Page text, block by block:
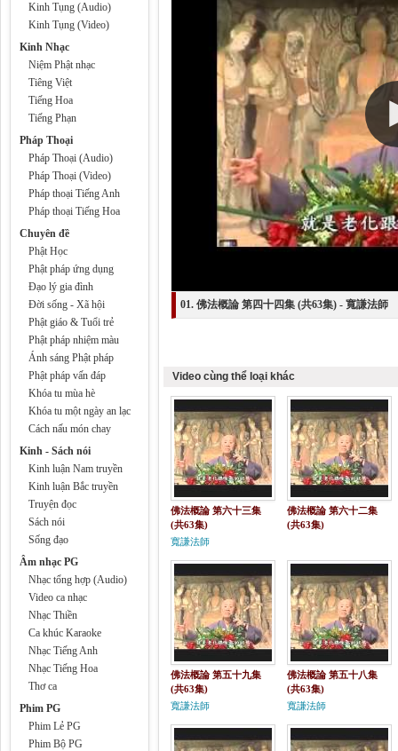
Kinh Tụng (Audio)
Kinh Tụng (Video)
Kinh Nhạc
Niệm Phật nhạc
Tiêng Việt
Tiếng Hoa
Tiếng Phạn
Pháp Thoại
Pháp Thoại (Audio)
Pháp Thoại (Video)
Pháp thoại Tiếng Anh
Pháp thoại Tiếng Hoa
Chuyên đề
Phật Học
Phật pháp ứng dụng
Đạo lý gia đình
Đời sống - Xã hội
Phật giáo & Tuổi trẻ
Phật pháp nhiệm màu
Ánh sáng Phật pháp
Phật pháp vấn đáp
Khóa tu mùa hè
Khóa tu một ngày an lạc
Cách nấu món chay
Kinh - Sách nói
Kinh luận Nam truyền
Kinh luận Bắc truyền
Truyện đọc
Sách nói
Sống đạo
Âm nhạc PG
Nhạc tổng hợp (Audio)
Video ca nhạc
Nhạc Thiền
Ca khúc Karaoke
Nhạc Tiếng Anh
Nhạc Tiếng Hoa
Thơ ca
Phim PG
Phim Lẻ PG
Phim Bộ PG
01. 佛法概論 第四十四集 (共63集) - 寬謙法師
Video cùng thể loại khác
佛法概論 第六十三集
(共63集)
寬謙法師
佛法概論 第六十二集
(共63集)
佛法概論 第五十九集
(共63集)
寬謙法師
佛法概論 第五十八集
(共63集)
寬謙法師